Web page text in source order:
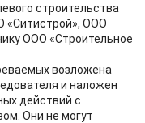
строительства
«Ситистрой», ООО
ООО «Строительное
возложена
и наложен
действий с
Они не могут